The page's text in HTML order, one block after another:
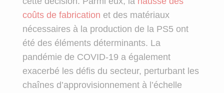
coûts de fabrication et des matériaux
nécessaires à la production de la PS5 ont
été des éléments déterminants. La
pandémie de COVID-19 a également
exacerbé les défis du secteur, perturbant les
chaînes d’approvisionnement à l’échelle